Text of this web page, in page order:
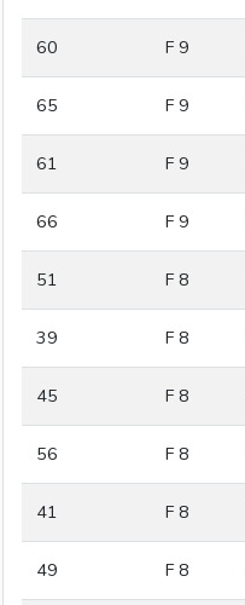
60 F 9
65 F 9
61 F 9
66 F 9
51 F 8
39 F 8
45 F 8
56 F 8
41 F 8
49 F 8